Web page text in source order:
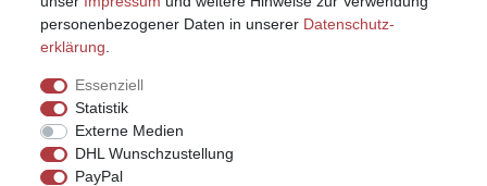
personenbezogener Daten in unserer Daten­schutz­
erklärung
Essenziell
Statistik
Externe Medien
DHL Wunschzustellung
PayPal